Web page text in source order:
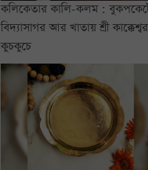
কলিকেতার কালি-কলম :
বিদ্যাসাগর আর খাতায় শ্রী কাক্কেশ্বর
কুচকুচে